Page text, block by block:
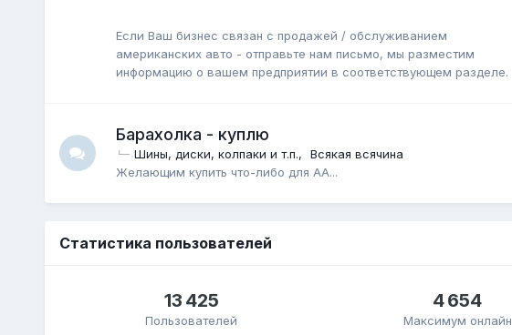
Если Ваш бизнес связан с продажей / обслуживанием
американских авто - отправьте нам письмо, мы разместим
информацию о вашем предприятии в соответствующем разделе.
Барахолка - куплю
Шины, диски, колпаки и т.п.
Всякая всячина
Желающим купить что-либо для АА...
Статистика пользователей
13 425
Пользователей
4 654
Максимум онлайн